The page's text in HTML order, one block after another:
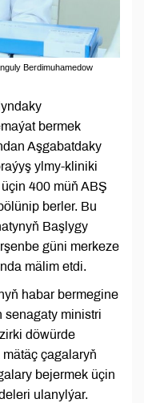
Berdimuhamedow
bermek
Aşgabatdaky
ylmy-kliniki
400 müň ABŞ
berler. Bu
Başlygy
güni merkeze
mälim etdi.
habar bermegine
senagaty ministri
döwürde
çagalaryň
bejermek üçin
ulanylýar.